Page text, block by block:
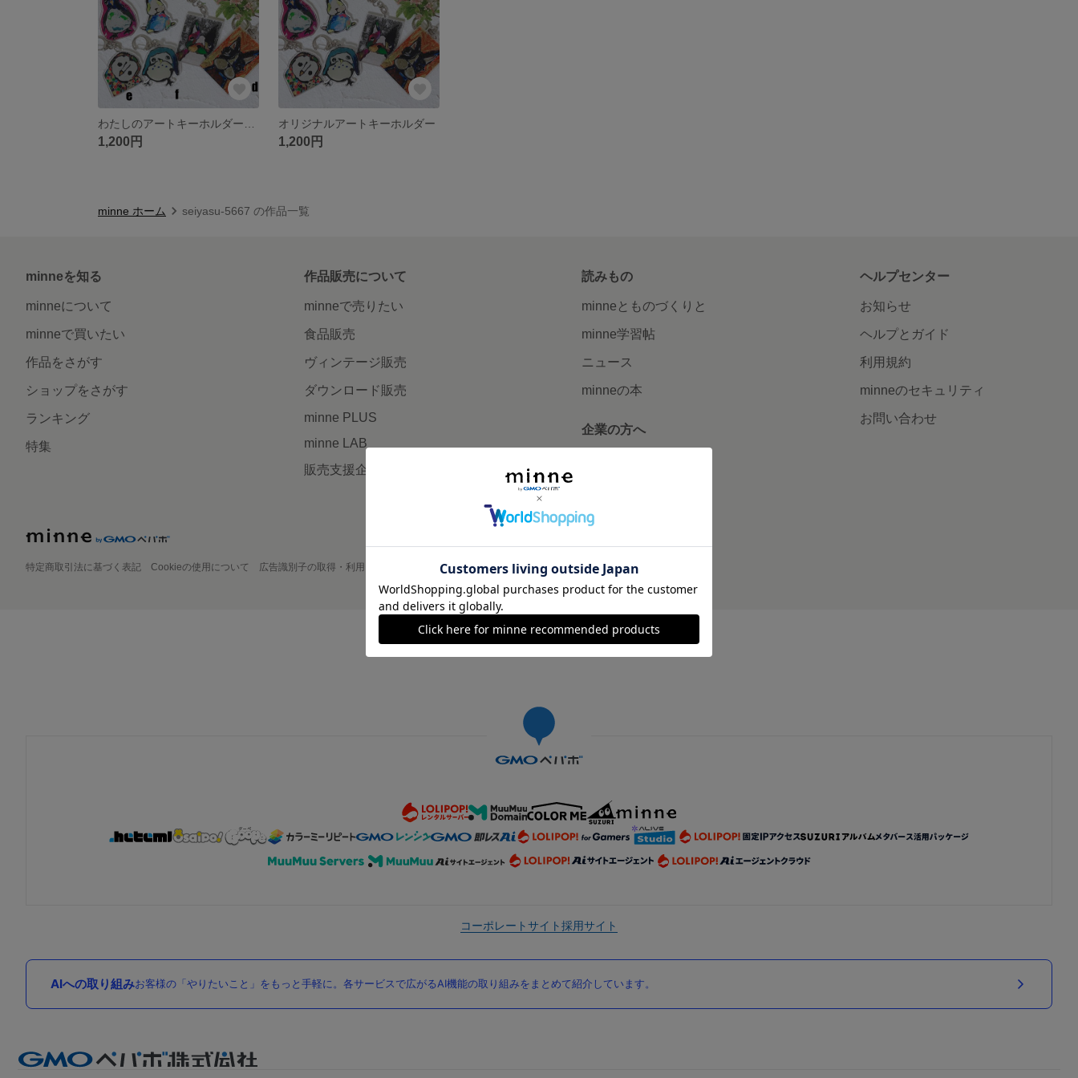
1,200円
オリジナルアートキーホルダー
1,200円
minne ホーム seiyasu-5667 の作品一覧
minneを知る
minneについて
minneで買いたい
作品をさがす
ショップをさがす
ランキング
特集
作品販売について
minneで売りたい
食品販売
ヴィンテージ販売
ダウンロード販売
minne PLUS
minne LAB
販売支援企画・イベント
読みもの
minneとものづくりと
minne学習帖
ニュース
minneの本
企業の方へ
ヘルプセンター
お知らせ
ヘルプとガイド
利用規約
minneのセキュリティ
お問い合わせ
特定商取引法に基づく表記 Cookieの使用について 広告識別子の取得・利用 プライバシーポリシー 会社概要 採用情報 メディアキット
©GMO Pepabo, Inc. All rights reserved.
コーポレートサイト採用サイト
AIへの取り組みお客様の「やりたいこと」をもっと手軽に。各サービスで広がるAI機能の取り組みをまとめて紹介しています。